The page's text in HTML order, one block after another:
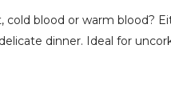
blood or warm blood?
dinner. Ideal for